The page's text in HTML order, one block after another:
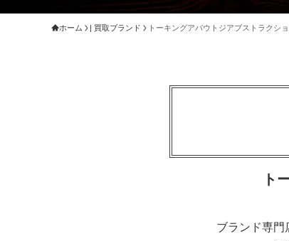
ホーム | 買取ブランド トーキングアバウトジアブストラクシ
ト
ブランド専門